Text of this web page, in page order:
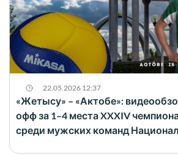
22.05.2026 12:37
«Жетысу» – «Актобе»:
офф за 1–4 места XXXIV
среди мужских команд